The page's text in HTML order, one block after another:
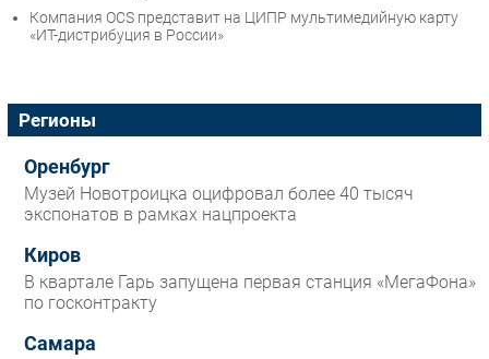
Компания OCS представит на ЦИПР мультимедийную карту
«ИТ-дистрибуция в России»
Регионы
Оренбург
Музей Новотроицка оцифровал более 40 тысяч
экспонатов в рамках нацпроекта
Киров
В квартале Гарь запущена первая станция «МегаФона»
по госконтракту
Самара